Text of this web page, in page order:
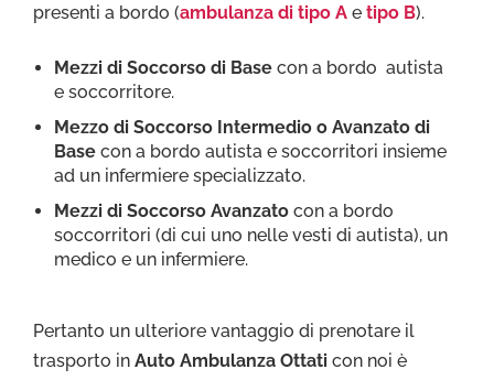
presenti a bordo (ambulanza di tipo A e tipo B).
Mezzi di Soccorso di Basecon a bordo autista
e soccorritore.
Mezzo di Soccorso Intermedio o Avanzato di
Basecon a bordo autista e soccorritori insieme
ad un infermiere specializzato.
Mezzi di Soccorso Avanzatocon a bordo
soccorritori (di cui uno nelle vesti di autista), un
medico e un infermiere.
Pertanto un ulteriore vantaggio di prenotare il
trasporto in Auto Ambulanza Ottati con noi è